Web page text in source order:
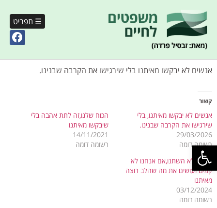
פתח סרגל נגישות
☰ תפריט
אנשים לא יבקשו מאיתנו בלי שירגישו את הקרבה שבנינו.
קשור
אנשים לא יבקשו מאיתנו, בלי
שירגישו את הקרבה שבנינו.
29/03/2026
רשומה דומה
הכוח שלנו,זה לתת אהבה בלי
שיבקשו מאיתנו
14/11/2021
רשומה דומה
החיים לא השתנו,אם אנחנו לא
קמים ועושים את מה שהלב רוצה
מאיתנו
03/12/2024
רשומה דומה